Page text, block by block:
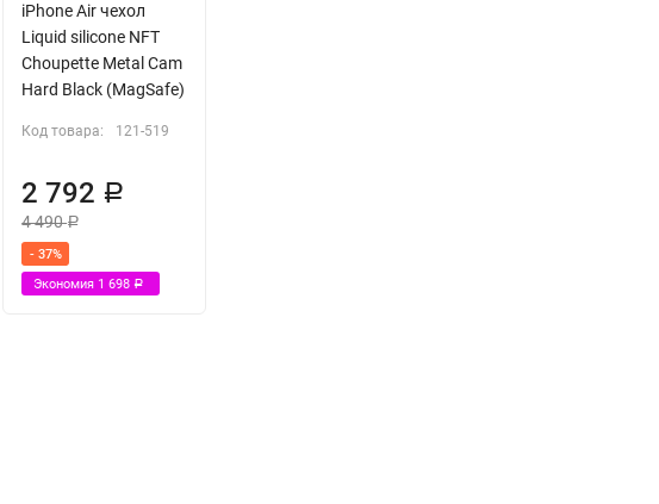
iPhone Air чехол
Liquid silicone NFT
Choupette Metal Cam
Hard Black (MagSafe)
Код товара: 121-519
2 792 Р
4 490Р
- 37%
Экономия 1 698Р